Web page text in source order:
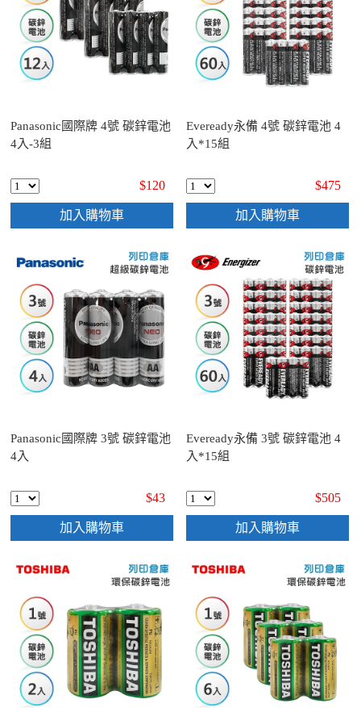
Panasonic國際牌 4號 碳鋅電池
4入-3組
$120
加入購物車
Eveready永備 4號 碳鋅電池 4
入*15組
$475
加入購物車
Panasonic國際牌 3號 碳鋅電池
4入
$43
加入購物車
Eveready永備 3號 碳鋅電池 4
入*15組
$505
加入購物車